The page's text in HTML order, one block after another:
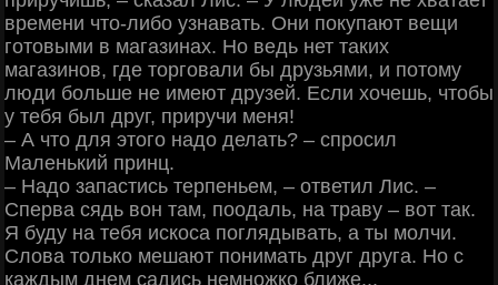
времени что-либо узнавать. Они покупают вещи
готовыми в магазинах. Но ведь нет таких
магазинов, где торговали бы друзьями, и потому
люди больше не имеют друзей. Если хочешь, чтобы
у тебя был друг, приручи меня!
‒ А что для этого надо делать? ‒ спросил
Маленький принц.
‒ Надо запастись терпеньем, ‒ ответил Лис. ‒
Сперва сядь вон там, поодаль, на траву ‒ вот так.
Я буду на тебя искоса поглядывать, а ты молчи.
Слова только мешают понимать друг друга. Но с
каждым днем садись немножко ближе...